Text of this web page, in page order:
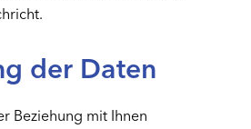
der Daten
Beziehung mit Ihnen